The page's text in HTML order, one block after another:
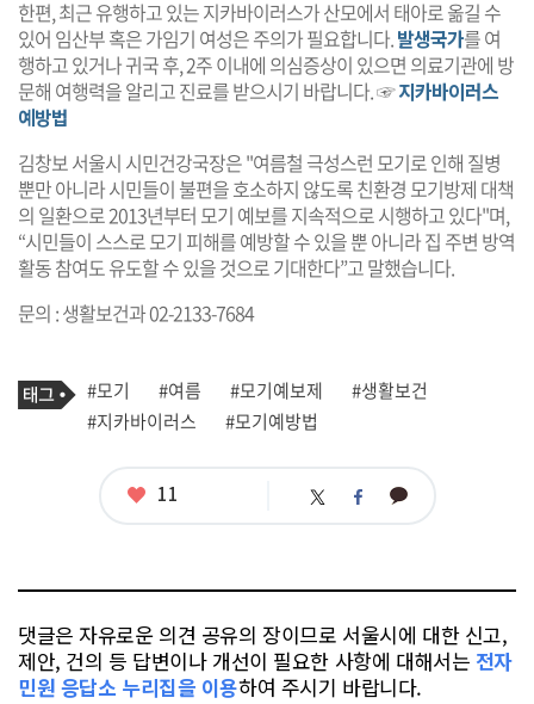
한편, 최근 유행하고 있는 지카바이러스가 산모에서 태아로 옮길 수
있어 임산부 혹은 가임기 여성은 주의가 필요합니다.발생국가를 여
행하고 있거나 귀국 후, 2주 이내에 의심증상이 있으면 의료기관에 방
문해 여행력을 알리고 진료를 받으시기 바랍니다. ☞지카바이러스
예방법
김창보 서울시 시민건강국장은 "여름철 극성스런 모기로 인해 질병
뿐만 아니라 시민들이 불편을 호소하지 않도록 친환경 모기방제 대책
의 일환으로 2013년부터 모기 예보를 지속적으로 시행하고 있다"며,
“시민들이 스스로 모기 피해를 예방할 수 있을 뿐 아니라 집 주변 방역
활동 참여도 유도할 수 있을 것으로 기대한다”고 말했습니다.
문의 : 생활보건과 02-2133-7684
기
사
관
련
태
그
#모기 #여름 #모기예보제
#생활보건
#지카바이러스
#모기예방법
좋
11 트 페 카
댓글은 자유로운 의견 공유의 장이므로 서울시에 대한 신고,
제안, 건의 등 답변이나 개선이 필요한 사항에 대해서는 전자
민원 응답소 누리집을 이용하여 주시기 바랍니다.